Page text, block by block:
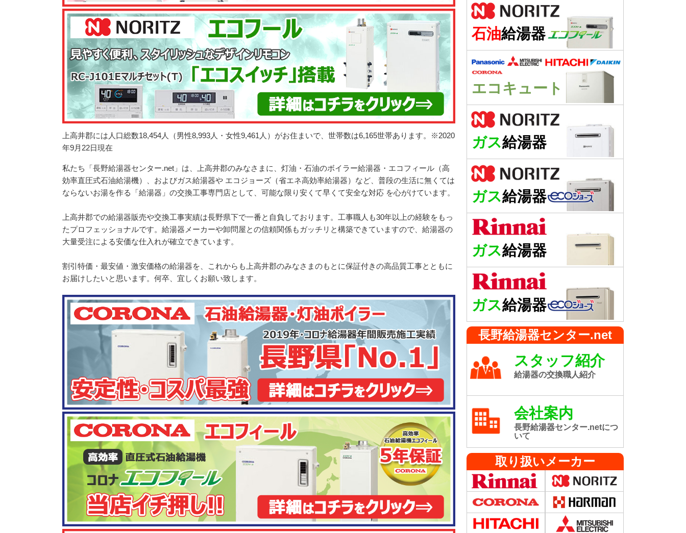
上高井郡には人口総数18,454人（男性8,993人・女性9,461人）がお住まいで、世帯数は6,165世帯あります。※2020
年9月22日現在
私たち「長野給湯器センター.net」は、上高井郡のみなさまに、灯油・石油のボイラー給湯器・エコフィール（高
効率直圧式石油給湯機）、およびガス給湯器や エコジョーズ（省エネ高効率給湯器）など、普段の生活に無くては
ならないお湯を作る「給湯器」の交換工事専門店として、可能な限り安くて早くて安全な対応 を心がけています。
上高井郡での給湯器販売や交換工事実績は長野県下で一番と自負しております。工事職人も30年以上の経験をもっ
たプロフェッショナルです。給湯器メーカーや卸問屋との信頼関係もガッチリと構築できていますので、給湯器の
大量受注による安価な仕入れが確立できています。
割引特価・最安値・激安価格の給湯器を、これからも上高井郡のみなさまのもとに保証付きの高品質工事とともに
お届けしたいと思います。何卒、宜しくお願い致します。
石油給湯器
エコキュート
ガス給湯器
ガス給湯器
ガス給湯器
ガス給湯器
長野給湯器センター.net
スタッフ紹介
給湯器の交換職人紹介
会社案内
長野給湯器センター.netにつ
いて
取り扱いメーカー